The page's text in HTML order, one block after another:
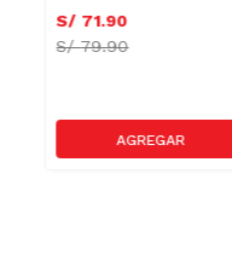
S/ 71.90
S/79.90